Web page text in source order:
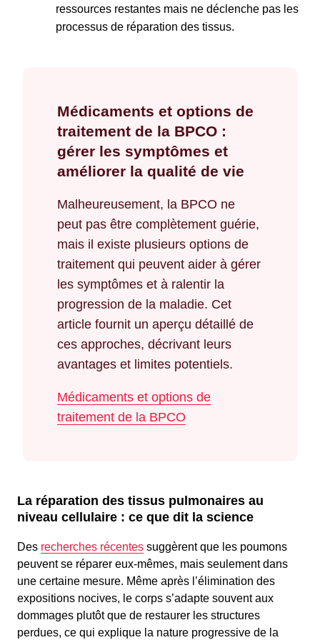
ressources restantes mais ne déclenche pas les
processus de réparation des tissus.
Médicaments et options de
traitement de la BPCO :
gérer les symptômes et
améliorer la qualité de vie
Malheureusement, la BPCO ne
peut pas être complètement guérie,
mais il existe plusieurs options de
traitement qui peuvent aider à gérer
les symptômes et à ralentir la
progression de la maladie. Cet
article fournit un aperçu détaillé de
ces approches, décrivant leurs
avantages et limites potentiels.
Médicaments et options de
traitement de la BPCO
La réparation des tissus pulmonaires au
niveau cellulaire : ce que dit la science
Des recherches récentes suggèrent que les poumons
peuvent se réparer eux-mêmes, mais seulement dans
une certaine mesure. Même après l’élimination des
expositions nocives, le corps s’adapte souvent aux
dommages plutôt que de restaurer les structures
perdues, ce qui explique la nature progressive de la